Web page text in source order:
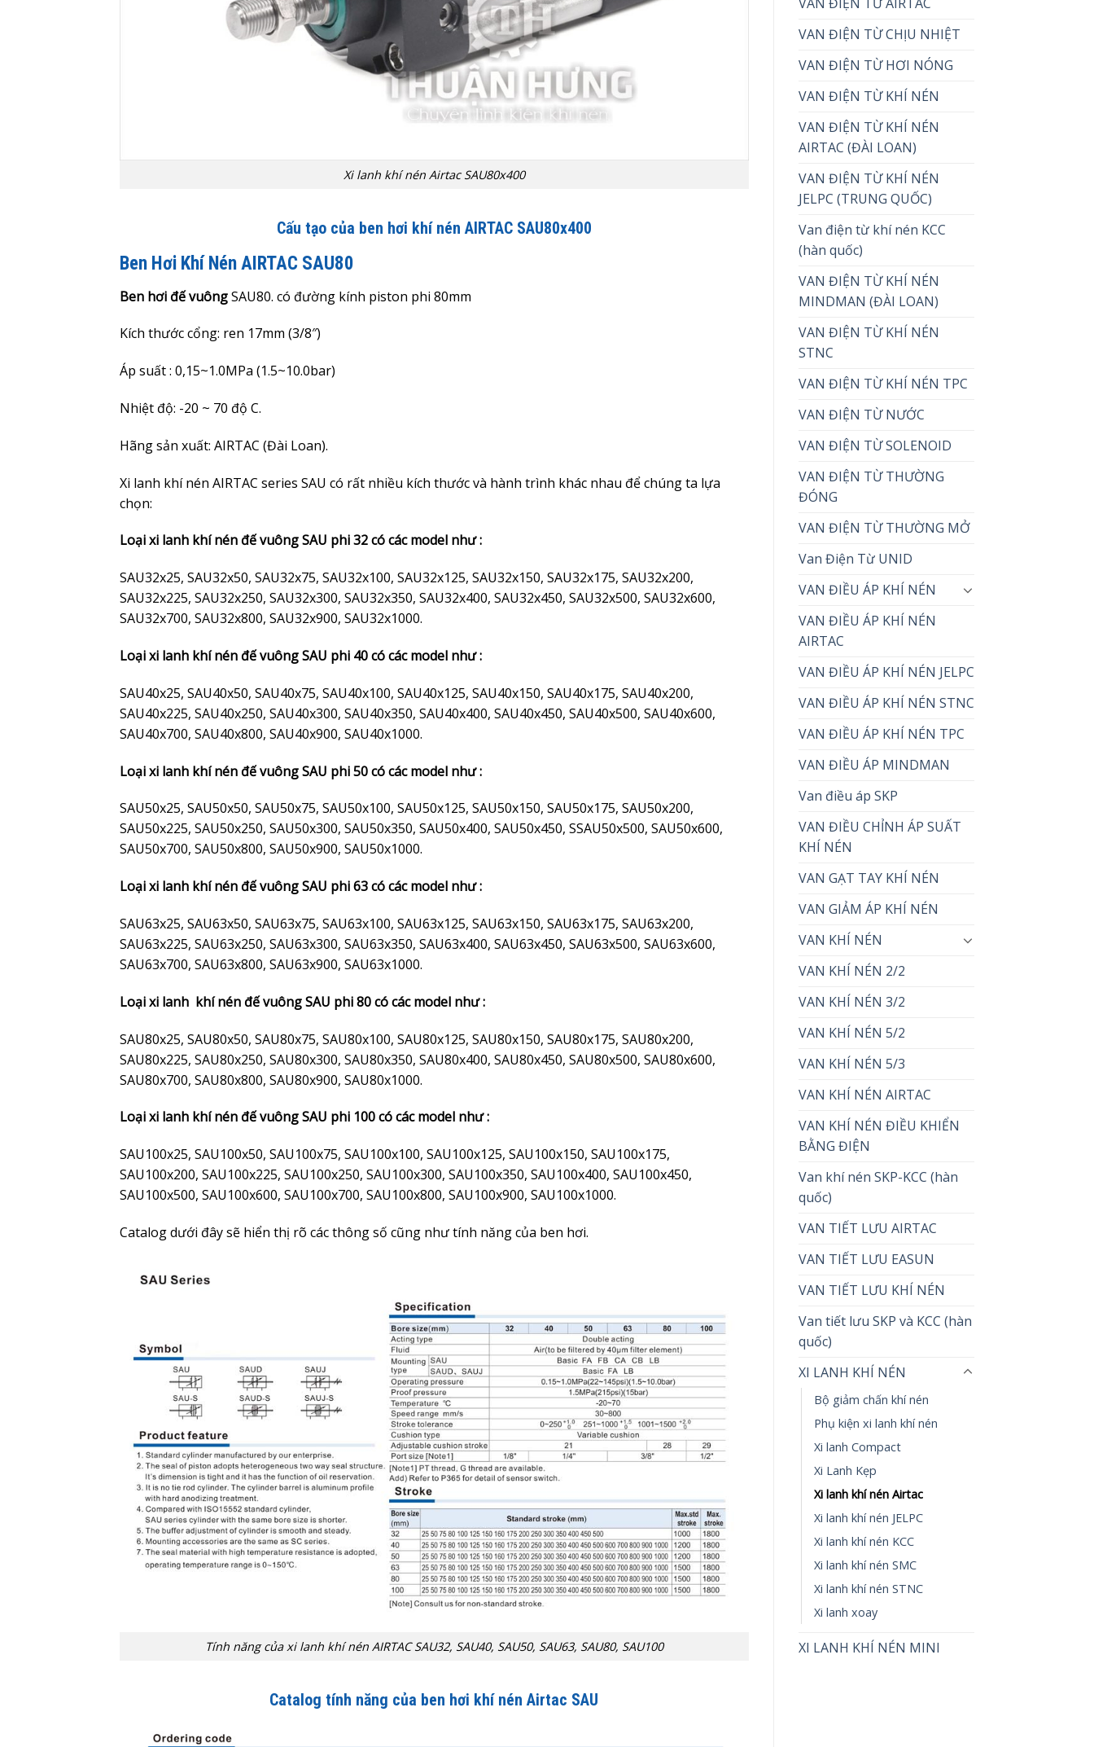
Xi lanh khí nén Airtac SAU80x400
Cấu tạo của ben hơi khí nén AIRTAC SAU80x400
Ben Hơi Khí Nén AIRTAC SAU80
Ben hơi đế vuôngSAU80. có đường kính piston phi 80mm
Kích thước cổng: ren 17mm (3/8″)
Áp suất : 0,15~1.0MPa (1.5~10.0bar)
Nhiệt độ: -20 ~ 70 độ C.
Hãng sản xuất: AIRTAC (Đài Loan).
Xi lanh khí nén AIRTAC series SAU có rất nhiều kích thước và hành trình khác nhau để chúng ta lựa
chọn:
Loại xi lanh khí nén đế vuông SAU phi 32 có các model như :
SAU32x25, SAU32x50, SAU32x75, SAU32x100, SAU32x125, SAU32x150, SAU32x175, SAU32x200,
SAU32x225, SAU32x250, SAU32x300, SAU32x350, SAU32x400, SAU32x450, SAU32x500, SAU32x600,
SAU32x700, SAU32x800, SAU32x900, SAU32x1000.
Loại xi lanh khí nén đế vuông SAU phi 40 có các model như :
SAU40x25, SAU40x50, SAU40x75, SAU40x100, SAU40x125, SAU40x150, SAU40x175, SAU40x200,
SAU40x225, SAU40x250, SAU40x300, SAU40x350, SAU40x400, SAU40x450, SAU40x500, SAU40x600,
SAU40x700, SAU40x800, SAU40x900, SAU40x1000.
Loại xi lanh khí nén đế vuông SAU phi 50 có các model như :
SAU50x25, SAU50x50, SAU50x75, SAU50x100, SAU50x125, SAU50x150, SAU50x175, SAU50x200,
SAU50x225, SAU50x250, SAU50x300, SAU50x350, SAU50x400, SAU50x450, SSAU50x500, SAU50x600,
SAU50x700, SAU50x800, SAU50x900, SAU50x1000.
Loại xi lanh khí nén đế vuông SAU phi 63 có các model như :
SAU63x25, SAU63x50, SAU63x75, SAU63x100, SAU63x125, SAU63x150, SAU63x175, SAU63x200,
SAU63x225, SAU63x250, SAU63x300, SAU63x350, SAU63x400, SAU63x450, SAU63x500, SAU63x600,
SAU63x700, SAU63x800, SAU63x900, SAU63x1000.
Loại xi lanh khí nén đế vuông SAU phi 80 có các model như :
SAU80x25, SAU80x50, SAU80x75, SAU80x100, SAU80x125, SAU80x150, SAU80x175, SAU80x200,
SAU80x225, SAU80x250, SAU80x300, SAU80x350, SAU80x400, SAU80x450, SAU80x500, SAU80x600,
SAU80x700, SAU80x800, SAU80x900, SAU80x1000.
Loại xi lanh khí nén đế vuông SAU phi 100 có các model như :
SAU100x25, SAU100x50, SAU100x75, SAU100x100, SAU100x125, SAU100x150, SAU100x175,
SAU100x200, SAU100x225, SAU100x250, SAU100x300, SAU100x350, SAU100x400, SAU100x450,
SAU100x500, SAU100x600, SAU100x700, SAU100x800, SAU100x900, SAU100x1000.
Catalog dưới đây sẽ hiển thị rõ các thông số cũng như tính năng của ben hơi.
Tính năng của xi lanh khí nén AIRTAC SAU32, SAU40, SAU50, SAU63, SAU80, SAU100
Catalog tính năng của ben hơi khí nén Airtac SAU
VAN ĐIỆN TỪ CHỊU NHIỆT
VAN ĐIỆN TỪ HƠI NÓNG
VAN ĐIỆN TỪ KHÍ NÉN
VAN ĐIỆN TỪ KHÍ NÉN
AIRTAC (ĐÀI LOAN)
VAN ĐIỆN TỪ KHÍ NÉN
JELPC (TRUNG QUỐC)
Van điện từ khí nén KCC
(hàn quốc)
VAN ĐIỆN TỪ KHÍ NÉN
MINDMAN (ĐÀI LOAN)
VAN ĐIỆN TỪ KHÍ NÉN
STNC
VAN ĐIỆN TỪ KHÍ NÉN TPC
VAN ĐIỆN TỪ NƯỚC
VAN ĐIỆN TỪ SOLENOID
VAN ĐIỆN TỪ THƯỜNG
ĐÓNG
VAN ĐIỆN TỪ THƯỜNG MỞ
Van Điện Từ UNID
VAN ĐIỀU ÁP KHÍ NÉN
VAN ĐIỀU ÁP KHÍ NÉN
AIRTAC
VAN ĐIỀU ÁP KHÍ NÉN JELPC
VAN ĐIỀU ÁP KHÍ NÉN STNC
VAN ĐIỀU ÁP KHÍ NÉN TPC
VAN ĐIỀU ÁP MINDMAN
Van điều áp SKP
VAN ĐIỀU CHỈNH ÁP SUẤT
KHÍ NÉN
VAN GẠT TAY KHÍ NÉN
VAN GIẢM ÁP KHÍ NÉN
VAN KHÍ NÉN
VAN KHÍ NÉN 2/2
VAN KHÍ NÉN 3/2
VAN KHÍ NÉN 5/2
VAN KHÍ NÉN 5/3
VAN KHÍ NÉN AIRTAC
VAN KHÍ NÉN ĐIỀU KHIỂN
BẰNG ĐIỆN
Van khí nén SKP-KCC (hàn
quốc)
VAN TIẾT LƯU AIRTAC
VAN TIẾT LƯU EASUN
VAN TIẾT LƯU KHÍ NÉN
Van tiết lưu SKP và KCC (hàn
quốc)
XI LANH KHÍ NÉN
Bộ giảm chấn khí nén
Phụ kiện xi lanh khí nén
Xi lanh Compact
Xi Lanh Kẹp
Xi lanh khí nén Airtac
Xi lanh khí nén JELPC
Xi lanh khí nén KCC
Xi lanh khí nén SMC
Xi lanh khí nén STNC
Xi lanh xoay
XI LANH KHÍ NÉN MINI